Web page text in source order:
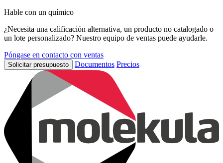
Hable con un químico
¿Necesita una calificación alternativa, un producto no catalogado o
un lote personalizado? Nuestro equipo de ventas puede ayudarle.
Póngase en contacto con ventas
Solicitar presupuesto Documentos Precios